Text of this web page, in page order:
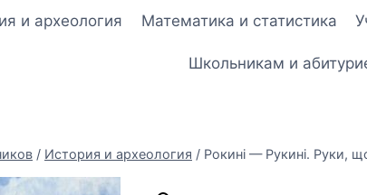
и археология Математика и статистика
Школьникам и
/ История и археология / Рокині — Рукині. Руки,